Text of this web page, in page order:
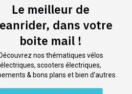
Le meilleur de
dans votre
boite mail !
Découvrez nos thématiques vélos
électriques, scooters électriques,
& bons plans et bien d'autres.